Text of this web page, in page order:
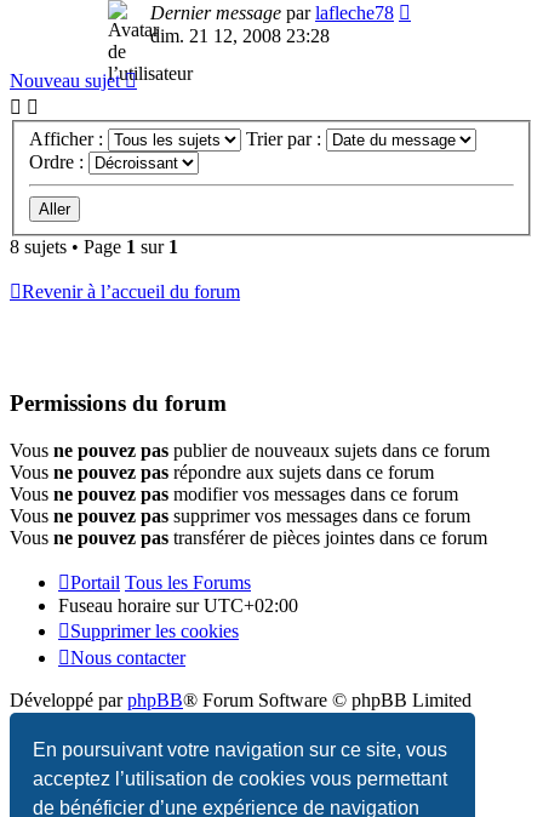
En poursuivant votre navigation sur ce site, vous
acceptez l’utilisation de cookies vous permettant
de bénéficier d’une expérience de navigation
Dernier message parlafleche78
dim. 21 12, 2008 23:28
Nouveau sujet
Afficher :
Trier par :
Ordre :
8 sujets • Page 1 sur 1
Revenir à l’accueil du forum
Permissions du forum
Vous ne pouvez pas publier de nouveaux sujets dans ce forum
Vous ne pouvez pas répondre aux sujets dans ce forum
Vous ne pouvez pas modifier vos messages dans ce forum
Vous ne pouvez pas supprimer vos messages dans ce forum
Vous ne pouvez pas transférer de pièces jointes dans ce forum
Portail Tous les Forums
Fuseau horaire surUTC+02:00
Supprimer les cookies
Nous contacter
Développé parphpBB® Forum Software © phpBB Limited
Traduction française officielle©Qiaeru
Confidentialité |Conditions